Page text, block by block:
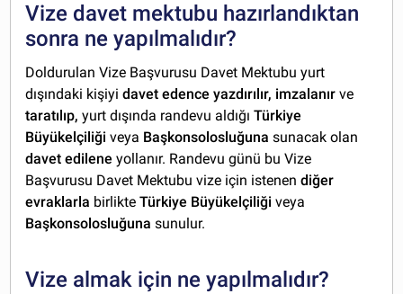
Vize davet mektubu hazırlandıktan
sonra ne yapılmalıdır?
Doldurulan Vize Başvurusu Davet Mektubu yurt
dışındaki kişiyidavet edence yazdırılır, imzalanır ve
taratılıp, yurt dışında randevu aldığıTürkiye
Büyükelçiliği veya Başkonsolosluğuna sunacak olan
davet edilene yollanır. Randevu günü bu Vize
Başvurusu Davet Mektubu vize için istenendiğer
evraklarla birlikteTürkiye Büyükelçiliği veya
Başkonsolosluğuna sunulur.
Vize almak için ne yapılmalıdır?